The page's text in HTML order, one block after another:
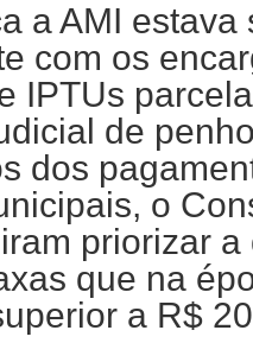
a AMI
com os
IPTUs
de
dos
o
priorizar
que na
a R$